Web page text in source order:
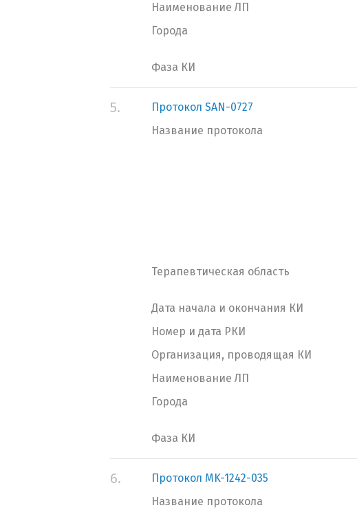
Наименование ЛП
Города
Фаза КИ
5.
Протокол SAN-0727
Название протокола
Терапевтическая область
Дата начала и окончания КИ
Номер и дата РКИ
Организация, проводящая КИ
Наименование ЛП
Города
Фаза КИ
6.
Протокол MK-1242-035
Название протокола